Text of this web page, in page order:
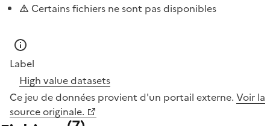
Certains fichiers ne sont pas disponibles
Label
High value datasets
Ce jeu de données provient d'un portail externe. Voir la
source originale.